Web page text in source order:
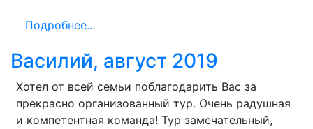
Подробнее...
Василий, август 2019
Хотел от всей семьи поблагодарить Вас за
прекрасно организованный тур. Очень радушная
и компетентная команда! Тур замечательный,